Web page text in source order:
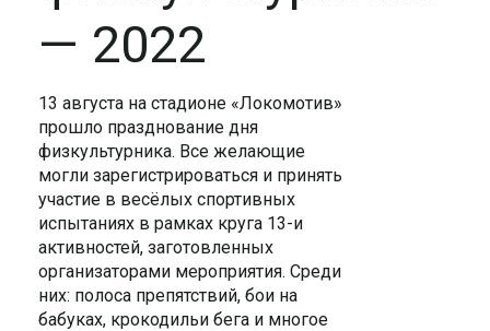
— 2022
13 августа на стадионе «Локомотив»
прошло празднование дня
физкультурника. Все желающие
могли зарегистрироваться и принять
участие в весёлых спортивных
испытаниях в рамках круга 13-и
активностей, заготовленных
организаторами мероприятия. Среди
них: полоса препятствий, бои на
бабуках, крокодильи бега и многое